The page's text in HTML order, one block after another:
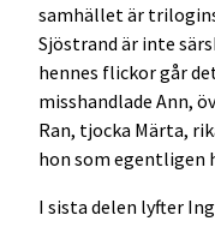
samhället är
Sjöstrand är inte
hennes flickor går
misshandlade Ann,
Ran, tjocka Märta,
hon som egentligen
I sista delen lyfter